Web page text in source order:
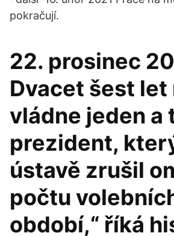
pokračují.
22. prosinec
Dvacet šest let
vládne jeden a
prezident,
ústavě zrušil
počtu
období,“ říká